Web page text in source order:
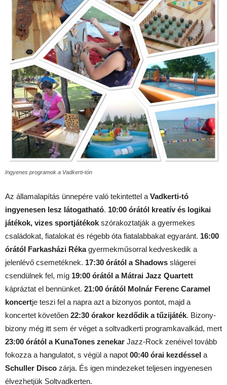
Ingyenes programok a Vadkerti-tón
Az államalapítás ünnepére való tekintettel a Vadkerti-tó
ingyenesen lesz látogatható. 10:00 órától kreatív és logikai
játékok, vizes sportjátékok szórakoztatják a gyermekes
családokat, fiatalokat és régebb óta fiatalabbakat egyaránt. 16:00
órától Farkasházi Rékagyermekműsorral kedveskedik a
jelenlévő csemetéknek. 17:30 órától a Shadows slágerei
csendülnek fel, míg 19:00 órától a Mátrai Jazz Quartett
kápráztat el bennünket. 21:00 órától Molnár Ferenc Caramel
koncertje teszi fel a napra azt a bizonyos pontot, majd a
koncertet követően 22:30 órakor kezdődik a tűzijáték. Bizony-
bizony még itt sem ér véget a soltvadkerti programkavalkád, mert
23:00 órától a KunaTones zenekar Jazz-Rock zenéivel tovább
fokozza a hangulatot, s végül a napot 00:40 órai kezdéssel a
Schuller Disco zárja. És igen mindezeket teljesen ingyenesen
élvezhetjük Soltvadkerten.